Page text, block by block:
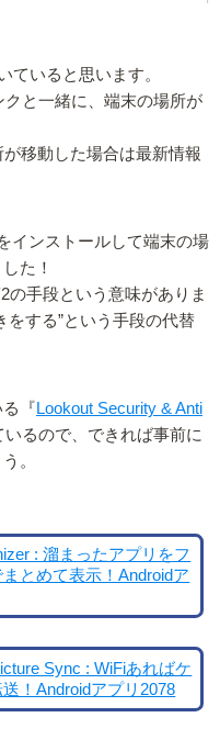
ていると思います。
と一緒に、端末の場所が
移動した場合は最新情報
インストールして端末の場
た！
の手段という意味がありま
をする”という手段の代替
『Lookout Security & Anti
るので、できれば事前に
。
: 溜まったアプリをフ
とめて表示！Androidア
Sync : WiFiあればケ
！Androidアプリ2078